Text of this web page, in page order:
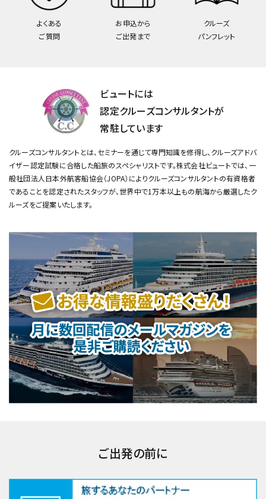
よくある
ご質問
お申込から
ご出発まで
クルーズ
パンフレット
ビュートには
認定クルーズコンサルタントが
常駐しています
クルーズコンサルタントとは、セミナーを通じて専門知識を修得し、クルーズアドバ
イザー認定試験に合格した船旅のスペシャリストです。株式会社ビュートでは、一
般社団法人日本外航客船協会（JOPA）によりクルーズコンサルタントの有資格者
であることを認定されたスタッフが、世界中で1万本以上もの航海から厳選したク
ルーズをご提案いたします。
ご出発の前に